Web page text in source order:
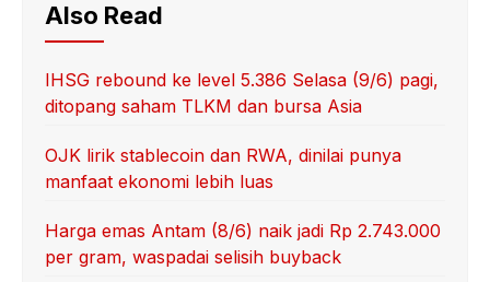
Also Read
IHSG rebound ke level 5.386 Selasa (9/6) pagi,
ditopang saham TLKM dan bursa Asia
OJK lirik stablecoin dan RWA, dinilai punya
manfaat ekonomi lebih luas
Harga emas Antam (8/6) naik jadi Rp 2.743.000
per gram, waspadai selisih buyback